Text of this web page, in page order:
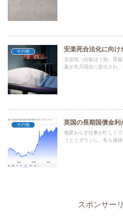
その他 安楽死合法化に向け
安楽死（自殺ほう助、尊
案が先月国会に提出され、
その他 英国の長期国債金利
相変わらず仕事が忙しく
うとうダウンし、私も連
スポンサー